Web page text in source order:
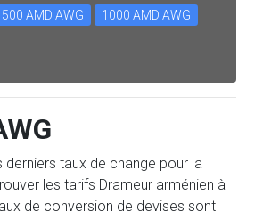
500 AMD AWG 1000 AMD AWG
taux de change pour la
les tarifs Drameur arménien à
de conversion de devises sont